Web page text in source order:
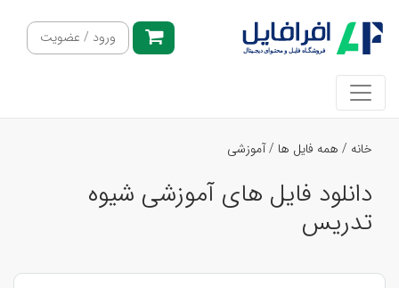
ورود / عضویت
خانه / همه فایل ها /آموزشی
دانلود فایل های آموزشی شیوه
تدریس